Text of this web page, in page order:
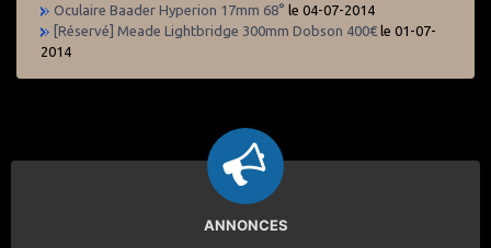
Oculaire Baader Hyperion 17mm 68° le 04-07-2014
[Réservé] Meade Lightbridge 300mm Dobson 400€ le 01-07-
2014
ANNONCES